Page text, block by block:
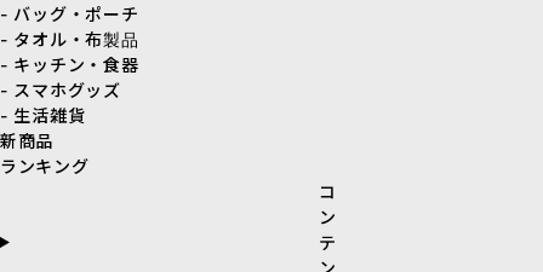
- バッグ・ポーチ
- タオル・布製品
- キッチン・食器
- スマホグッズ
- 生活雑貨
新商品
ランキング
コ
ン
テ
ン